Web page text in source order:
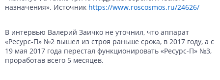
назначения». Источник https://www.roscosmos.ru/24626/
В интервью Валерий Заичко не уточнил, что аппарат
«Ресурс-П» №2 вышел из строя раньше срока, в 2017 году, а с
19 мая 2017 года перестал функционировать «Ресурс-П» №3,
проработав всего 5 месяцев.